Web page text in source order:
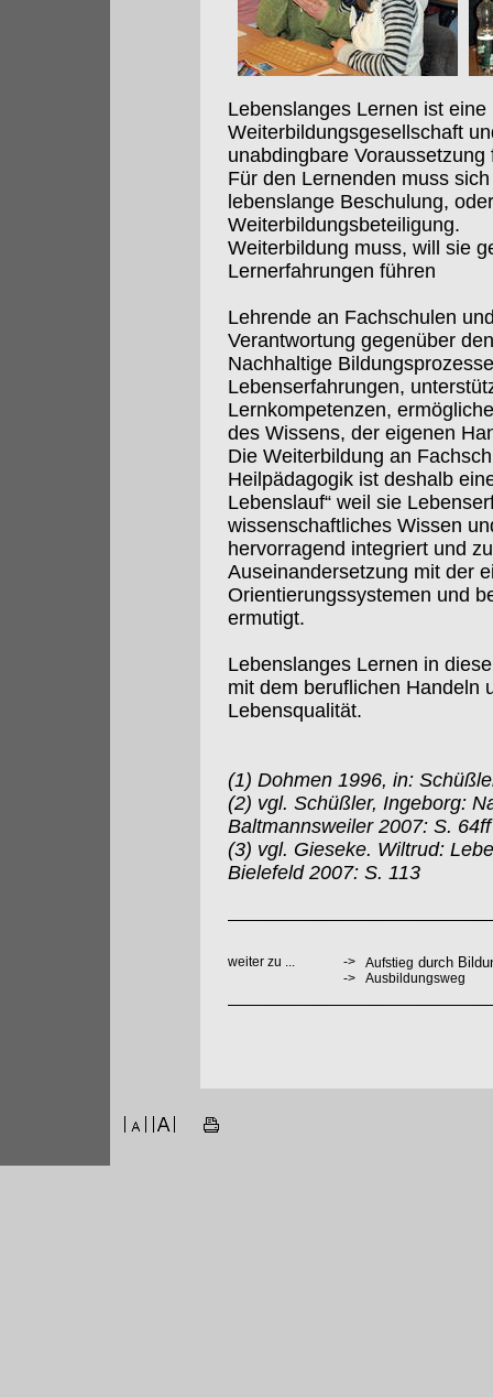
Lebenslanges Lernen ist
Weiterbildungsgesellschaft
unabdingbare
Für den Lernenden muss
lebenslange Beschulung,
Weiterbildungsbeteiligung.
Weiterbildung muss, will sie
Lernerfahrungen führen
Lehrende an Fachschulen
Verantwortung gegenüber
Nachhaltige
Lebenserfahrungen,
Lernkompetenzen,
des Wissens, der eigenen
Die Weiterbildung an
Heilpädagogik ist deshalb
Lebenslauf“ weil sie
wissenschaftliches Wissen
hervorragend integriert und
Auseinandersetzung mit der
Orientierungssystemen und
ermutigt.
Lebenslanges Lernen in
mit dem beruflichen Handeln
Lebensqualität.
(1) Dohmen 1996, in:
(2) vgl. Schüßler, Ingeborg:
Baltmannsweiler 2007: S. 64ff
(3) vgl. Gieseke. Wiltrud:
Bielefeld 2007: S. 113
weiter zu ... -> Aufstieg durch
-> Ausbildungsweg